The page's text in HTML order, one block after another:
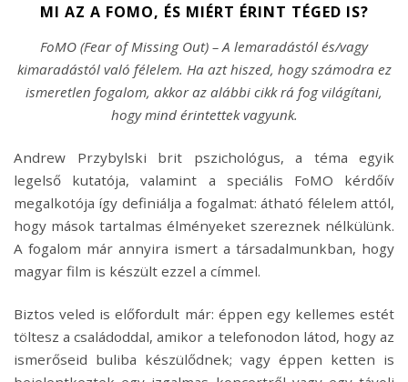
MI AZ A FOMO, ÉS MIÉRT ÉRINT TÉGED IS?
FoMO (Fear of Missing Out) – A lemaradástól és/vagy
kimaradástól való félelem. Ha azt hiszed, hogy számodra ez
ismeretlen fogalom, akkor az alábbi cikk rá fog világítani,
hogy mind érintettek vagyunk.
Andrew Przybylski brit pszichológus, a téma egyik
legelső kutatója, valamint a speciális FoMO kérdőív
megalkotója így definiálja a fogalmat: átható félelem attól,
hogy mások tartalmas élményeket szereznek nélkülünk.
A fogalom már annyira ismert a társadalmunkban, hogy
magyar film is készült ezzel a címmel.
Biztos veled is előfordult már: éppen egy kellemes estét
töltesz a családoddal, amikor a telefonodon látod, hogy az
ismerőseid buliba készülődnek; vagy éppen ketten is